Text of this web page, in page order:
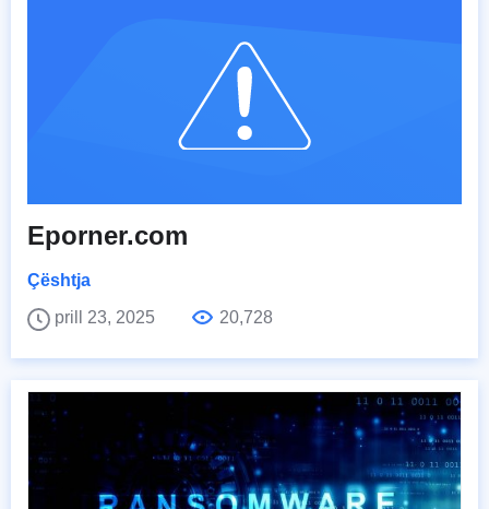
Eporner.com
Çështja
prill 23, 2025
20,728